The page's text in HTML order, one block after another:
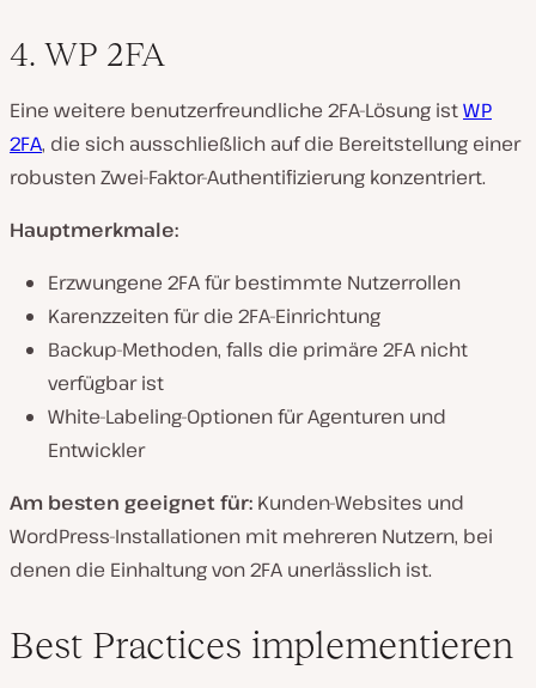
4. WP 2FA
Eine weitere benutzerfreundliche 2FA-Lösung istWP
2FA, die sich ausschließlich auf die Bereitstellung einer
robusten Zwei-Faktor-Authentifizierung konzentriert.
Hauptmerkmale:
Erzwungene 2FA für bestimmte Nutzerrollen
Karenzzeiten für die 2FA-Einrichtung
Backup-Methoden, falls die primäre 2FA nicht
verfügbar ist
White-Labeling-Optionen für Agenturen und
Entwickler
Am besten geeignet für: Kunden-Websites und
WordPress-Installationen mit mehreren Nutzern, bei
denen die Einhaltung von 2FA unerlässlich ist.
Best Practices implementieren